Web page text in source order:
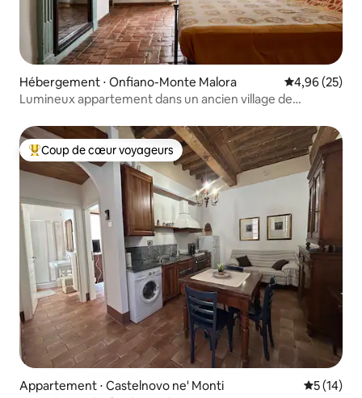
Hébergement ⋅ Onfiano-Monte Malora Évaluation
4,96 (25)
Lumineux appartement dans un ancien village de
Coups de cœur voyageurs les plus appréciés
Coup de cœur voyageurs
Appartement ⋅ Castelnovo ne' Monti
5 (14)